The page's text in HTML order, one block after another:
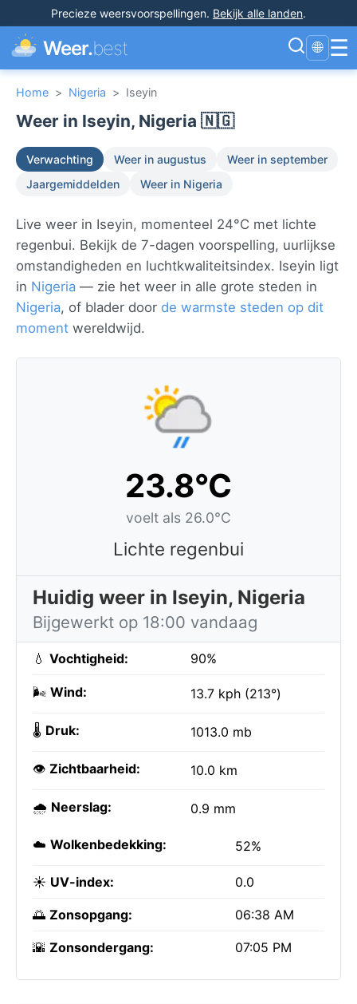
Precieze weersvoorspellingen. Bekijk alle landen.
Weer.best 🌐 ☰
Home > Nigeria > Iseyin
Weer in Iseyin, Nigeria 🇳🇬
Verwachting Weer in augustus
Weer in september
Jaargemiddelden
Weer in Nigeria
Live weer in Iseyin, momenteel 24°C met lichte
regenbui. Bekijk de 7-dagen voorspelling, uurlijkse
omstandigheden en luchtkwaliteitsindex. Iseyin ligt
in Nigeria — zie het weer in alle grote steden in
Nigeria, of blader door de warmste steden op dit
moment wereldwijd.
23.8°C
voelt als 26.0°C
Lichte regenbui
Huidig weer in Iseyin, Nigeria
Bijgewerkt op 18:00 vandaag
💧 Vochtigheid: 90%
🌬️ Wind: 13.7 kph (213°)
🌡️ Druk: 1013.0 mb
👁️ Zichtbaarheid: 10.0 km
🌧️ Neerslag: 0.9 mm
☁️ Wolkenbedekking: 52%
☀️ UV-index: 0.0
🌅 Zonsopgang: 06:38 AM
🌇 Zonsondergang: 07:05 PM